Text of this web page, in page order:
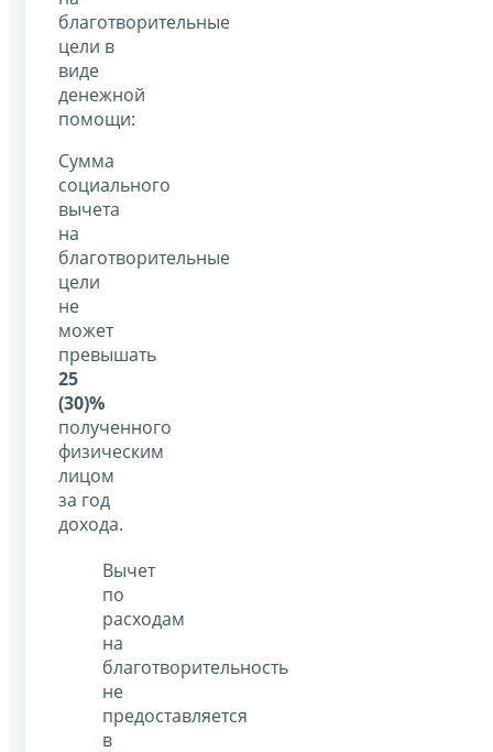
благотворительные
цели в
виде
денежной
помощи:
Сумма
социального
вычета
на
благотворительные
цели
не
может
превышать
25
(30)%
полученного
физическим
лицом
за год
дохода.
Вычет
по
расходам
на
благотворительность
не
предоставляется
в